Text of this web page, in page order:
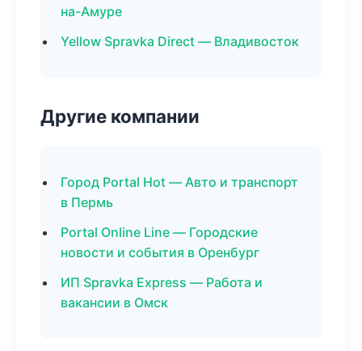
на-Амуре
Yellow Spravka Direct — Владивосток
Другие компании
Город Portal Hot — Авто и транспорт
в Пермь
Portal Online Line — Городские
новости и события в Оренбург
ИП Spravka Express — Работа и
вакансии в Омск